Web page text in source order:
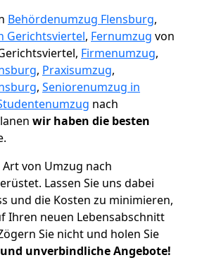
Behördenumzug Flensburg,
Gerichtsviertel, Fernumzug von
Firmenumzug,
, Praxisumzug,
, Seniorenumzug in
nach
wir haben die besten
von Umzug nach
Lassen Sie uns dabei
und die Kosten zu minimieren,
Ihren neuen Lebensabschnitt
Sie nicht und holen Sie
unverbindliche Angebote!